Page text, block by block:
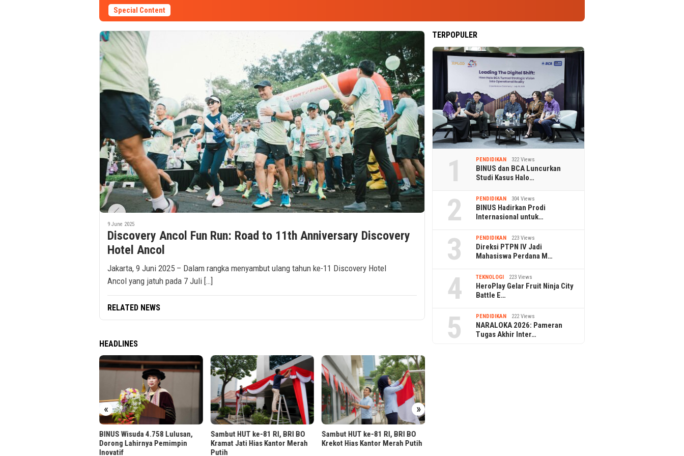
Special Content
9 June 2025
Discovery Ancol Fun Run: Road to 11th Anniversary Discovery
Hotel Ancol
Jakarta, 9 Juni 2025 – Dalam rangka menyambut ulang tahun ke-11 Discovery Hotel
Ancol yang jatuh pada 7 Juli […]
RELATED NEWS
HEADLINES
« »
BINUS Wisuda 4.758 Lulusan,
Dorong Lahirnya Pemimpin
Inovatif
Sambut HUT ke-81 RI, BRI BO
Kramat Jati Hias Kantor Merah
Putih
Sambut HUT ke-81 RI, BRI BO
Krekot Hias Kantor Merah Putih
TERPOPULER
1 PENDIDIKAN 322 Views
BINUS dan BCA Luncurkan
Studi Kasus Halo…
2 PENDIDIKAN 304 Views
BINUS Hadirkan Prodi
Internasional untuk…
3 PENDIDIKAN 223 Views
Direksi PTPN IV Jadi
Mahasiswa Perdana M…
4 TEKNOLOGI 223 Views
HeroPlay Gelar Fruit Ninja City
Battle E…
5 PENDIDIKAN 222 Views
NARALOKA 2026: Pameran
Tugas Akhir Inter…